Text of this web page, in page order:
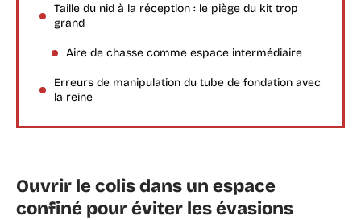
Taille du nid à la réception : le piège du kit trop
grand
Aire de chasse comme espace intermédiaire
Erreurs de manipulation du tube de fondation avec
la reine
Ouvrir le colis dans un espace
confiné pour éviter les évasions